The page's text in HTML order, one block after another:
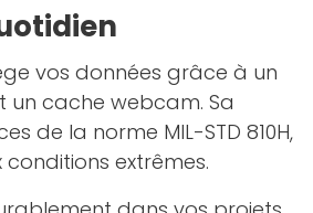
vos données grâce à un
un cache webcam. Sa
de la norme MIL-STD 810H,
extrêmes.